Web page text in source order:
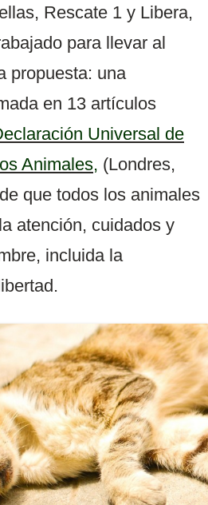
Rescate 1 y Libera,
para llevar al
propuesta: una
en 13 artículos
Universal de
Animales, (Londres,
que todos los animales
atención, cuidados y
incluida la